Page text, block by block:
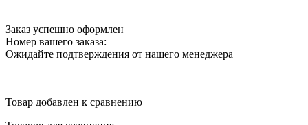
Заказ успешно оформлен
Номер вашего заказа:
Ожидайте подтверждения от нашего менеджера
Товар добавлен к сравнению